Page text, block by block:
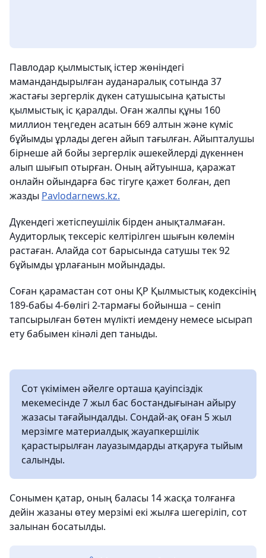
Павлодар қылмыстық істер жөніндегі
мамандандырылған ауданаралық сотында 37
жастағы зергерлік дүкен сатушысына қатысты
қылмыстық іс қаралды. Оған жалпы құны 160
миллион теңгеден асатын 669 алтын және күміс
бұйымды ұрлады деген айып тағылған. Айыпталушы
бірнеше ай бойы зергерлік әшекейлерді дүкеннен
алып шығып отырған. Оның айтуынша, қаражат
онлайн ойындарға бәс тігуге қажет болған, деп
жазды Pavlodarnews.kz.
Дүкендегі жетіспеушілік бірден анықталмаған.
Аудиторлық тексеріс келтірілген шығын көлемін
растаған. Алайда сот барысында сатушы тек 92
бұйымды ұрлағанын мойындады.
Соған қарамастан сот оны ҚР Қылмыстық кодексінің
189-бабы 4-бөлігі 2-тармағы бойынша – сеніп
тапсырылған бөтен мүлікті иемдену немесе ысырап
ету бабымен кінәлі деп таныды.
Сот үкімімен әйелге орташа қауіпсіздік
мекемесінде 7 жыл бас бостандығынан айыру
жазасы тағайындалды. Сондай-ақ оған 5 жыл
мерзімге материалдық жауапкершілік
қарастырылған лауазымдарды атқаруға тыйым
салынды.
Сонымен қатар, оның баласы 14 жасқа толғанға
дейін жазаны өтеу мерзімі екі жылға шегеріліп, сот
залынан босатылды.